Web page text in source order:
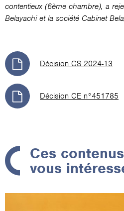
contentieux (6ème chambre), a
Belayachi et la société Cabinet
Décision CS 2024-13
Décision CE n°451785
Ces
vous